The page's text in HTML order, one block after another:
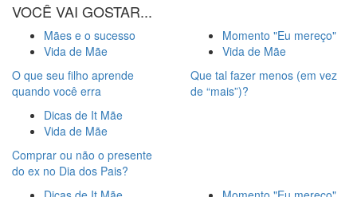
VOCÊ VAI GOSTAR...
Mães e o sucesso
Vida de Mãe
O que seu filho aprende
quando você erra
Momento "Eu mereço"
Vida de Mãe
Que tal fazer menos (em vez
de “mais”)?
Dicas de It Mãe
Vida de Mãe
Comprar ou não o presente
do ex no Dia dos Pais?